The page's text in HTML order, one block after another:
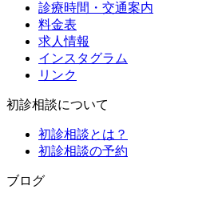
診療時間・交通案内
料金表
求人情報
インスタグラム
リンク
初診相談について
初診相談とは？
初診相談の予約
ブログ